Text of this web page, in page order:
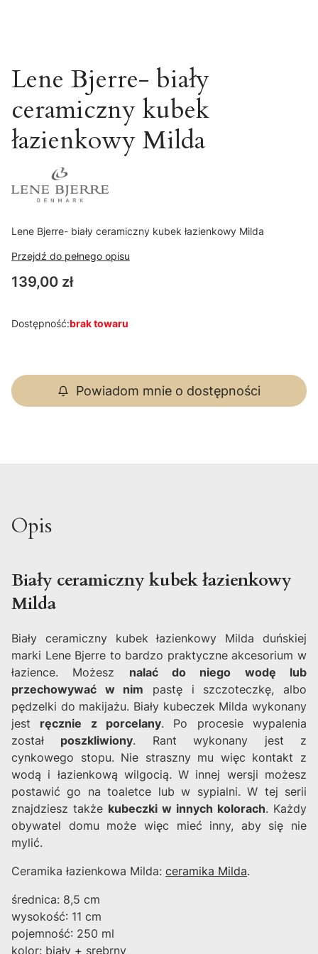
Lene Bjerre- biały
ceramiczny kubek
łazienkowy Milda
Lene Bjerre- biały ceramiczny kubek łazienkowy Milda
Przejdź do pełnego opisu
Cena
139,00 zł
Dostępność:brak towaru
Powiadom mnie o dostępności
Opis
Biały ceramiczny kubek łazienkowy
Milda
Biały ceramiczny kubek łazienkowy Milda duńskiej
marki Lene Bjerre to bardzo praktyczne akcesorium w
łazience. Możesz nalać do niego wodę lub
przechowywać w nim pastę i szczoteczkę, albo
pędzelki do makijażu. Biały kubeczek Milda wykonany
jest ręcznie z porcelany. Po procesie wypalenia
został poszkliwiony. Rant wykonany jest z
cynkowego stopu. Nie straszny mu więc kontakt z
wodą i łazienkową wilgocią. W innej wersji możesz
postawić go na toaletce lub w sypialni. W tej serii
znajdziesz także kubeczki w innych kolorach. Każdy
obywatel domu może więc mieć inny, aby się nie
mylić.
Ceramika łazienkowa Milda: ceramika Milda.
średnica: 8,5 cm
wysokość: 11 cm
pojemność: 250 ml
kolor: biały + srebrny